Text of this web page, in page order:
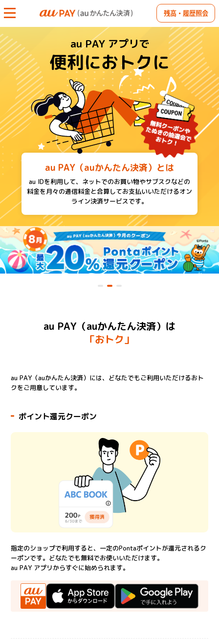
残高・履歴照会
au PAY アプリで
便利におトクに
au PAY（auかんたん決済）とは
au IDを利用して、ネットでのお買い物やサブスクなどの
料金を 月々の通信料金と合算してお支払いいただけるオン
ライン決済サービスです。
au PAY（auかんたん決済）は
「おトク」
au PAY（auかんたん決済）には、どなたでもご利用いただけるおト
クをご用意しています。
ポイント還元クーポン
指定のショップで利用すると、一定のPontaポイントが還元されるク
ーポンです。どなたでも無料でお使いいただけます。
au PAY アプリからすぐに始められます。